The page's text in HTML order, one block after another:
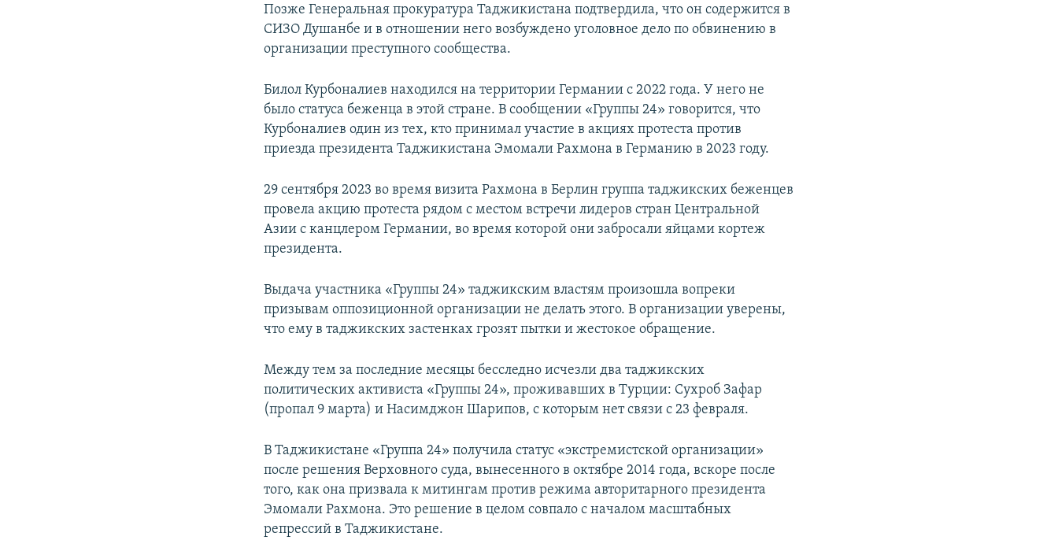
Позже Генеральная прокуратура Таджикистана подтвердила, что он содержится в
СИЗО Душанбе и в отношении него возбуждено уголовное дело по обвинению в
организации преступного сообщества.
Билол Курбоналиев находился на территории Германии с 2022 года. У него не
было статуса беженца в этой стране. В сообщении «Группы 24» говорится, что
Курбоналиев один из тех, кто принимал участие в акциях протеста против
приезда президента Таджикистана Эмомали Рахмона в Германию в 2023 году.
29 сентября 2023 во время визита Рахмона в Берлин группа таджикских беженцев
провела акцию протеста рядом с местом встречи лидеров стран Центральной
Азии с канцлером Германии, во время которой они забросали яйцами кортеж
президента.
Выдача участника «Группы 24» таджикским властям произошла вопреки
призывам оппозиционной организации не делать этого. В организации уверены,
что ему в таджикских застенках грозят пытки и жестокое обращение.
Между тем за последние месяцы бесследно исчезли два таджикских
политических активиста «Группы 24», проживавших в Турции: Сухроб Зафар
(пропал 9 марта) и Насимджон Шарипов, с которым нет связи с 23 февраля.
В Таджикистане «Группа 24» получила статус «экстремистской организации»
после решения Верховного суда, вынесенного в октябре 2014 года, вскоре после
того, как она призвала к митингам против режима авторитарного президента
Эмомали Рахмона. Это решение в целом совпало с началом масштабных
репрессий в Таджикистане.